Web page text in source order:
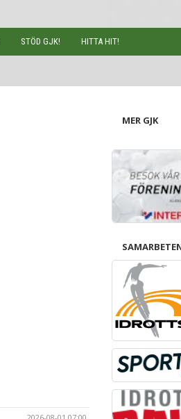
STÖD GJK! HITTA HIT!
MER GJK